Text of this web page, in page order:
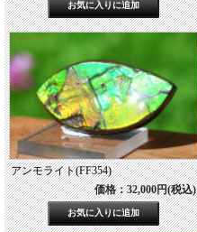
アンモライト(FF354)
価格：32,000円(税込)